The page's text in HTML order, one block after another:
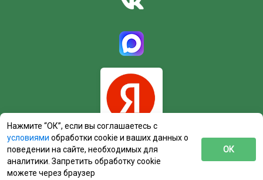
Нажмите “ОК”, если вы соглашаетесь с
условиями обработки cookie и ваших данных о
поведении на сайте, необходимых для
аналитики. Запретить обработку cookie
можете через браузер
ОК